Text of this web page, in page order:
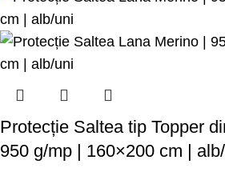
Protecție Saltea tip Topper
950 g/mp | 160×200 cm |